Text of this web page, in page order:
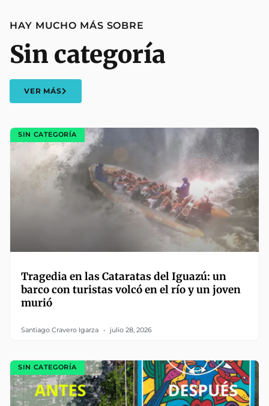
HAY MUCHO MÁS SOBRE
Sin categoría
VER MÁS
SIN CATEGORÍA
Tragedia en las Cataratas del Iguazú: un
barco con turistas volcó en el río y un joven
murió
Santiago Cravero Igarza julio 28, 2026
SIN CATEGORÍA